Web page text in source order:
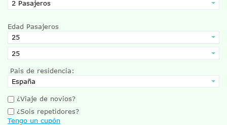
Edad Pasajeros
Pais de residencia:
¿Viaje de novios?
¿Sois repetidores?
Tengo un cupón